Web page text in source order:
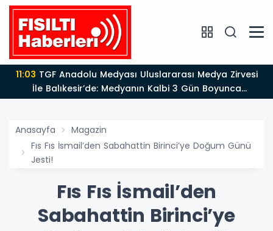
11:03
İle Balıkesir’de: Medyanın Kalbi 3 Gün Boyunca
Balıkesir'de Atacak
Anasayfa
Magazin
Fıs Fıs İsmail’den Sabahattin Birinci’ye Doğum Günü
Jesti!
Fıs Fıs İsmail’den
Sabahattin Birinci’ye